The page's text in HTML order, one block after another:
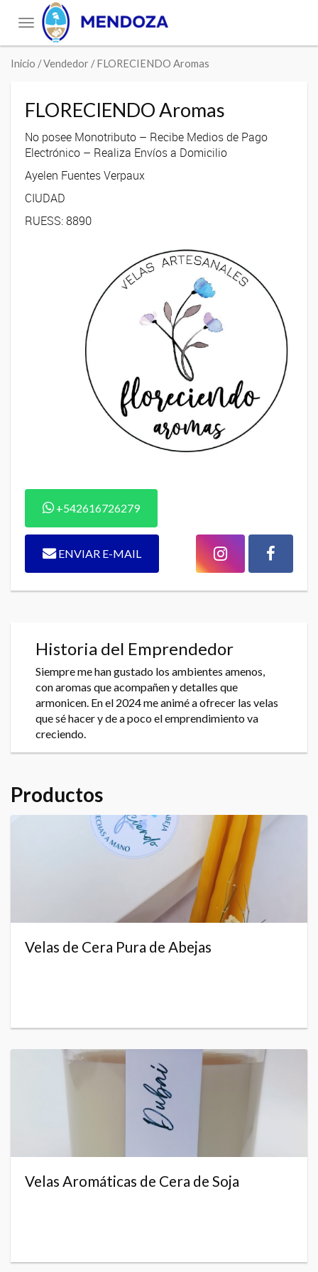
Toggle
navigation
Inicio / Vendedor / FLORECIENDO Aromas
FLORECIENDO Aromas
No posee Monotributo – Recibe Medios de Pago
Electrónico – Realiza Envíos a Domicilio
Ayelen Fuentes Verpaux
CIUDAD
RUESS: 8890
+542616726279
ENVIAR E-MAIL
Historia del Emprendedor
Siempre me han gustado los ambientes amenos,
con aromas que acompañen y detalles que
armonicen. En el 2024 me animé a ofrecer las velas
que sé hacer y de a poco el emprendimiento va
creciendo.
Productos
Velas de Cera Pura de Abejas
Velas Aromáticas de Cera de Soja